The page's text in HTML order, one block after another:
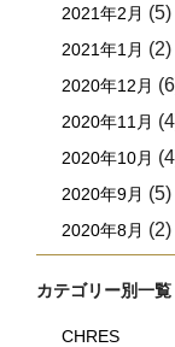
2021年2月 (5)
2021年1月 (2)
2020年12月
2020年11月
2020年10月
2020年9月 (5)
2020年8月 (2)
カテゴリー別一覧
CHRES